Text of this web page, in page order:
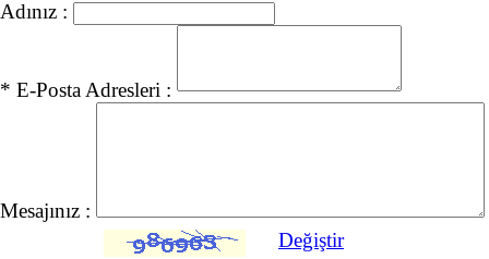
Adınız :
* E-Posta Adresleri :
Mesajınız :
Değiştir